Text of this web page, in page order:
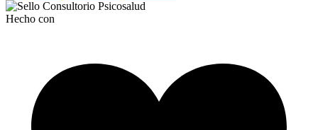
Hecho con